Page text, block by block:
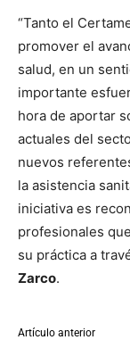
“Tanto el
promover el
salud, en un
importante
hora de aportar
actuales del
nuevos
la asistencia
iniciativa es
profesionales
su práctica a
Zarco.
Artículo anterior